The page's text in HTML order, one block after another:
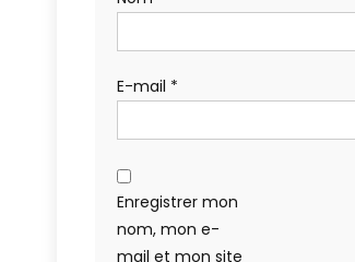
E-mail *
Enregistrer mon
nom, mon e-
mail et mon site